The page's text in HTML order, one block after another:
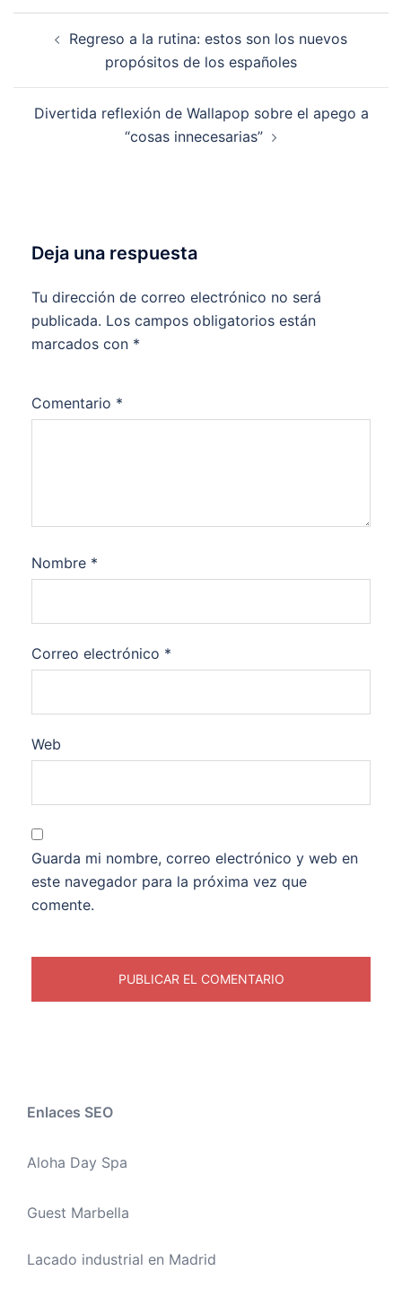
Regreso a la rutina: estos son los nuevos
propósitos de los españoles
Divertida reflexión de Wallapop sobre el apego a
“cosas innecesarias”
Deja una respuesta
Tu dirección de correo electrónico no será
publicada. Los campos obligatorios están
marcados con *
Comentario *
Nombre *
Correo electrónico *
Web
Guarda mi nombre, correo electrónico y web en
este navegador para la próxima vez que
comente.
Enlaces SEO
Aloha Day Spa
Guest Marbella
Lacado industrial en Madrid